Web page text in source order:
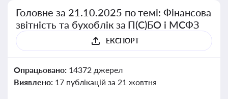
Головне за 21.10.2025 по темі: Фінансова
звітність та бухоблік за П(С)БО і МСФЗ
ЕКСПОРТ
Опрацьовано: 14372 джерел
Виявлено: 17 публікацій за 21 жовтня